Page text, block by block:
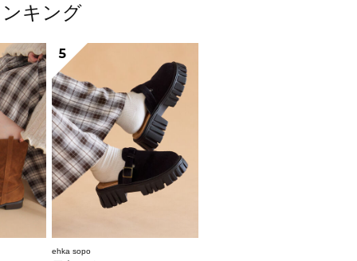
キング
5
ehka sopo